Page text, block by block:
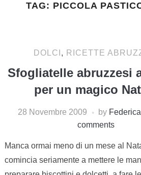
TAG: PICCOLA
DOLCI , RICETTE
Sfogliatelle abruzzesi
per un magico
28 Novembre 2009 by
comments
Manca ormai meno di un mese al
comincia seriamente a mettere le